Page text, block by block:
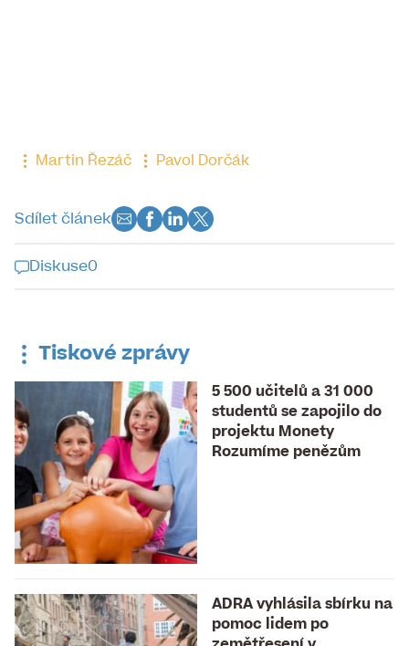
Martin Řezáč Pavol Dorčák
Sdílet článek
Diskuse0
uzavřena
Tiskové zprávy
5 500 učitelů a 31 000
studentů se zapojilo do
projektu Monety
Rozumíme penězům
ADRA vyhlásila sbírku na
pomoc lidem po